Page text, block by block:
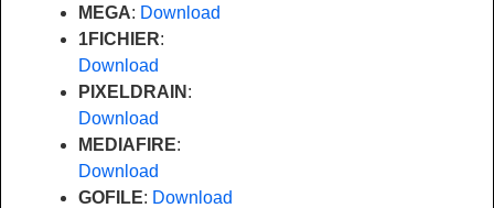
MEGA: Download
1FICHIER:
Download
PIXELDRAIN :
Download
MEDIAFIRE:
Download
GOFILE: Download